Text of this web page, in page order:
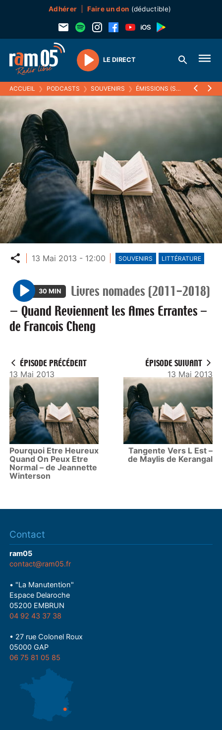
Adhérer Faire un don (déductible)
Play
LE DIRECT
ACCUEIL ❯ PODCASTS ❯ SOUVENIRS ❯ ÉMISSIONS (SOUVENIRS) ❯
Partager
13 Mai 2013 - 12:00 SOUVENIRS LITTÉRATURE
P
l
a
30 MIN
Livres nomades (2011-2018)
—Quand Reviennent les Ames Errantes –
de Francois Cheng
ÉPISODE PRÉCÉDENT
13 Mai 2013
Pourquoi Etre Heureux
Quand On Peux Etre
Normal – de Jeannette
Winterson
ÉPISODE SUIVANT
13 Mai 2013
Tangente Vers L Est –
de Maylis de Kerangal
Contact
ram05
contact@ram05.fr
• "La Manutention"
Espace Delaroche
05200 EMBRUN
04 92 43 37 38
• 27 rue Colonel Roux
05000 GAP
06 75 81 05 85